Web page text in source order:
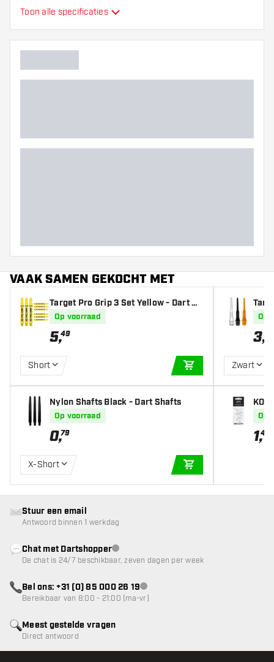
Hoofdkleur
Toon alle specificaties
VAAK SAMEN GEKOCHT MET
Target Pro Grip 3 Set Yellow - Dart Sh
afts
Op voorraad
5,49
Short
IN WINKELWAGEN
Nylon Shafts Black - Dart Shafts
Op voorraad
0,79
X-Short
Op
3,75
Zwart
Op
1,45
Meest gestelde vragen
Direct antwoord
Stuur een email
Antwoord binnen 1 werkdag
Chat met Dartshopperklantenservice niet beschikbaar
De chat is 24/7 beschikbaar, zeven dagen per week
Bel ons: +31 (0) 85 000 26 19klantenservice niet beschikbaar
Bereikbaar van 8:00 - 21:00 (ma-vr)